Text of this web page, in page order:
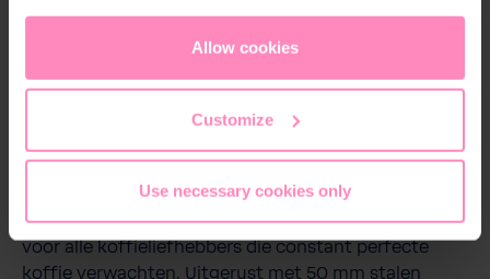
appropriate level of data protection. You canaccept all
only allow necessary cookies
access and change your chosen setting at any time in
Allow cookies
Customize
Use necessary cookies only
om de zijpanelen te verwisselen. Of u nu verhuist of
uw inrichting verandert, de Stone Espresso machine
omgeving. In combinatie met het beste BWT
Magnesium Mineralized Water staat niets een
Stone Pebble Grinder
De Stone Pebble Grinder is de perfecte metgezel
voor alle koffieliefhebbers die constant perfecte
koffie verwachten. Uitgerust met 50 mm stalen